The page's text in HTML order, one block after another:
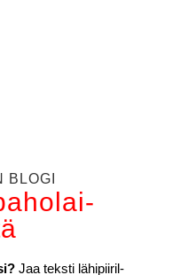
BLO­GI
Jaa teks­ti lähi­pii­ril­